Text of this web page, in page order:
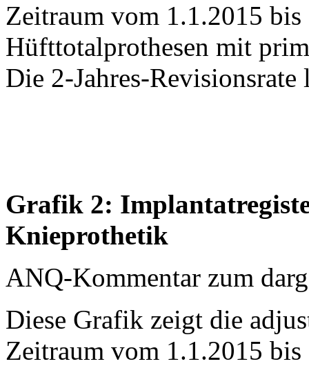
Zeitraum vom 1.1.2015
Hüfttotalprothesen mit
Die 2-Jahres-
Grafik 2:
Knieprothetik
ANQ-Kommentar zum
Diese Grafik zeigt die
Zeitraum vom 1.1.2015